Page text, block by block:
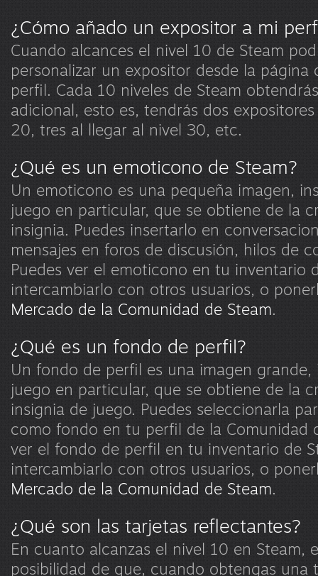
¿Cómo añado un expositor a mi
Cuando alcances el nivel 10 de Steam
personalizar un expositor desde la
perfil. Cada 10 niveles de Steam
adicional, esto es, tendrás dos
20, tres al llegar al nivel 30, etc.
¿Qué es un emoticono de Steam?
Un emoticono es una pequeña imagen,
juego en particular, que se obtiene de la
insignia. Puedes insertarlo en
mensajes en foros de discusión, hilos de
Puedes ver el emoticono en tu inventario
intercambiarlo con otros usuarios, o
Mercado de la Comunidad de Steam.
¿Qué es un fondo de perfil?
Un fondo de perfil es una imagen grande,
juego en particular, que se obtiene de la
insignia de juego. Puedes seleccionarla
como fondo en tu perfil de la Comunidad
ver el fondo de perfil en tu inventario de
intercambiarlo con otros usuarios, o
Mercado de la Comunidad de Steam.
¿Qué son las tarjetas reflectantes?
En cuanto alcanzas el nivel 10 en Steam,
posibilidad de que, cuando obtengas una